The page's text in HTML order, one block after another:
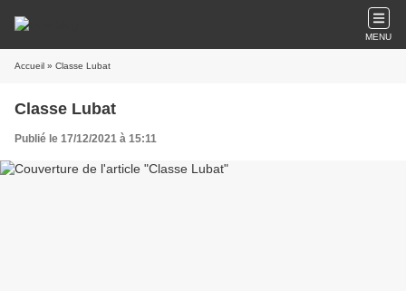
MENU
Accueil » Classe Lubat
Classe Lubat
Publié le 17/12/2021 à 15:11